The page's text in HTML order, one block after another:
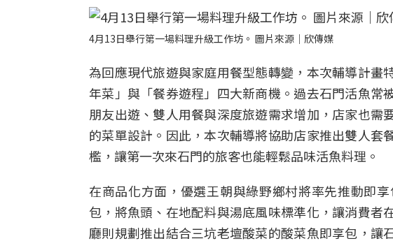
4月13日舉行第一場料理升級工作坊。 圖片來源｜欣傳媒
為回應現代旅遊與家庭用餐型態轉變，本次輔導計
年菜」與「餐券遊程」四大新商機。過去石門活魚常
朋友出遊、雙人用餐與深度旅遊需求增加，店家也
的菜單設計。因此，本次輔導將協助店家推出雙人
檻，讓第一次來石門的旅客也能輕鬆品味活魚料理。
在商品化方面，優選王朝與綠野鄉村將率先推動即
包，將魚頭、在地配料與湯底風味標準化，讓消費
廳則規劃推出結合三坑老壇酸菜的酸菜魚即享包，